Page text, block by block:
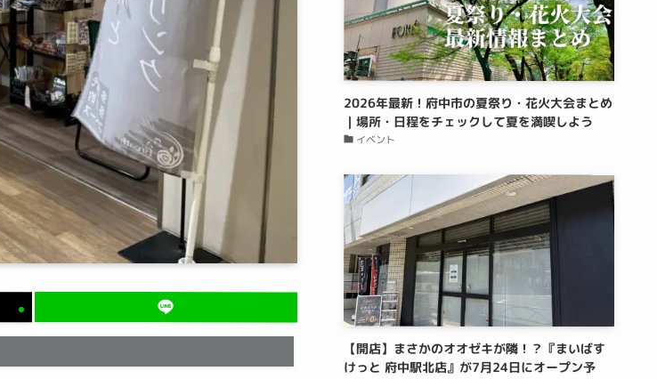
2026年最新！府中市の夏祭り・花火大会まとめ
｜場所・日程をチェックして夏を満喫しよう
イベント
【開店】まさかのオオゼキが隣！？『まいばす
けっと 府中駅北店』が7月24日にオープン予